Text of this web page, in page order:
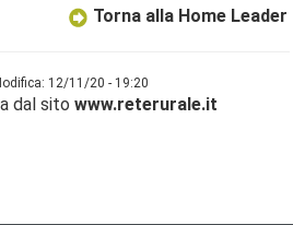
Torna alla Home Leader
12/11/20 - 19:20
dal sito www.reterurale.it